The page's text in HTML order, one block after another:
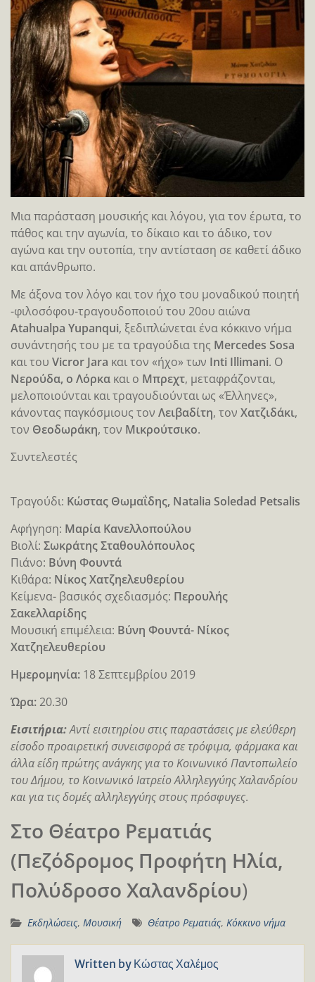
Μια παράσταση μουσικής και λόγου, για τον έρωτα, το
πάθος και την αγωνία, το δίκαιο και το άδικο, τον
αγώνα και την ουτοπία, την αντίσταση σε καθετί άδικο
και απάνθρωπο.
Με άξονα τον λόγο και τον ήχο του μοναδικού ποιητή
-φιλοσόφου-τραγουδοποιού του 20ου αιώνα
Atahualpa Yupanqui, ξεδιπλώνεται ένα κόκκινο νήμα
συνάντησής του με τα τραγούδια της Mercedes Sosa
και του Vicror Jara και τον «ήχο» των Inti Illimani. Ο
Νερούδα, ο Λόρκα και ο Μπρεχτ, μεταφράζονται,
μελοποιούνται και τραγουδιούνται ως «Έλληνες»,
κάνοντας παγκόσμιους τον Λειβαδίτη, τον Χατζιδάκι,
τον Θεοδωράκη, τον Μικρούτσικο.
Συντελεστές
Τραγούδι: Κώστας Θωμαΐδης, Natalia Soledad Petsalis
Αφήγηση: Μαρία Κανελλοπούλου
Βιολί: Σωκράτης Σταθουλόπουλος
Πιάνο: Βύνη Φουντά
Κιθάρα: Νίκος Χατζηελευθερίου
Κείμενα- βασικός σχεδιασμός: Περουλής
Σακελλαρίδης
Μουσική επιμέλεια: Βύνη Φουντά- Νίκος
Χατζηελευθερίου
Ημερομηνία: 18 Σεπτεμβρίου 2019
Ώρα:20.30
Eισιτήρια:Αντί εισιτηρίου στις παραστάσεις με ελεύθερη
είσοδο προαιρετική συνεισφορά σε τρόφιμα, φάρμακα και
άλλα είδη πρώτης ανάγκης για το Κοινωνικό Παντοπωλείο
του Δήμου, το Κοινωνικό Ιατρείο Αλληλεγγύης Χαλανδρίου
και για τις δομές αλληλεγγύης στους πρόσφυγες.
Στο Θέατρο Ρεματιάς
(Πεζόδρομος Προφήτη Ηλία,
Πολύδροσο Χαλανδρίου)
Εκδηλώσεις, Μουσική Θέατρο Ρεματιάς, Κόκκινο νήμα
Written by Κώστας Χαλέμος